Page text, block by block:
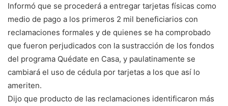
Informó que se procederá a entregar tarjetas físicas como
medio de pago a los primeros 2 mil beneficiarios con
reclamaciones formales y de quienes se ha comprobado
que fueron perjudicados con la sustracción de los fondos
del programa Quédate en Casa, y paulatinamente se
cambiará el uso de cédula por tarjetas a los que así lo
ameriten.
Dijo que producto de las reclamaciones identificaron más